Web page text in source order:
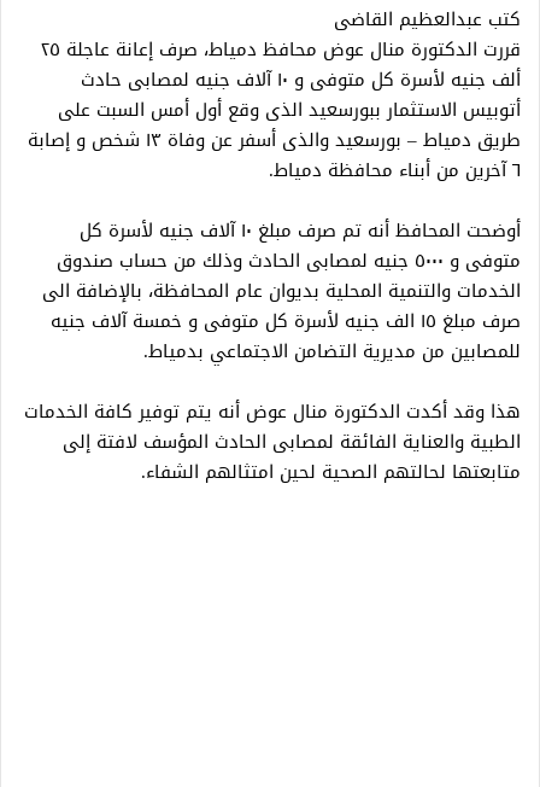
كتب عبدالعظيم القاضى
قررت الدكتورة منال عوض محافظ دمياط، صرف إعانة عاجلة ٢٥
ألف جنيه لأسرة كل متوفى و ١٠ آلاف جنيه لمصابى حادث
أتوبيس الاستثمار ببورسعيد الذى وقع أول أمس السبت على
طريق دمياط – بورسعيد والذى أسفر عن وفاة ١٣ شخص و إصابة
٦ آخرين من أبناء محافظة دمياط.
أوضحت المحافظ أنه تم صرف مبلغ ١٠ آلاف جنيه لأسرة كل
متوفى و ٥٠٠٠ جنيه لمصابى الحادث وذلك من حساب صندوق
الخدمات والتنمية المحلية بديوان عام المحافظة، بالإضافة الى
صرف مبلغ ١٥ الف جنيه لأسرة كل متوفى و خمسة آلاف جنيه
للمصابين من مديرية التضامن الاجتماعي بدمياط.
هذا وقد أكدت الدكتورة منال عوض أنه يتم توفير كافة الخدمات
الطبية والعناية الفائقة لمصابى الحادث المؤسف لافتة إلى
متابعتها لحالتهم الصحية لحين امتثالهم الشفاء.